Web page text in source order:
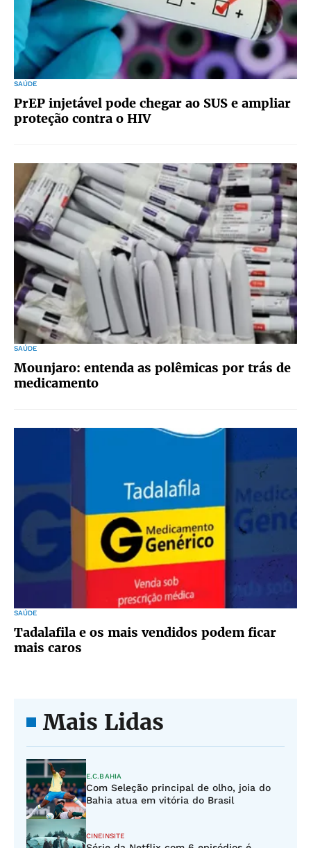
SAÚDE
PrEP injetável pode chegar ao SUS e ampliar
proteção contra o HIV
SAÚDE
Mounjaro: entenda as polêmicas por trás de
medicamento
SAÚDE
Tadalafila e os mais vendidos podem ficar
mais caros
Mais Lidas
E.C.BAHIA
Com Seleção principal de olho, joia do
Bahia atua em vitória do Brasil
CINEINSITE